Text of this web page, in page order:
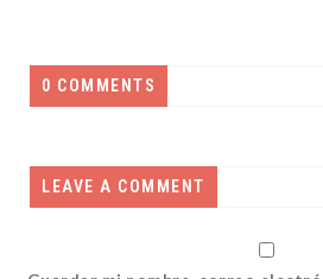
0 COMMENTS
LEAVE A COMMENT